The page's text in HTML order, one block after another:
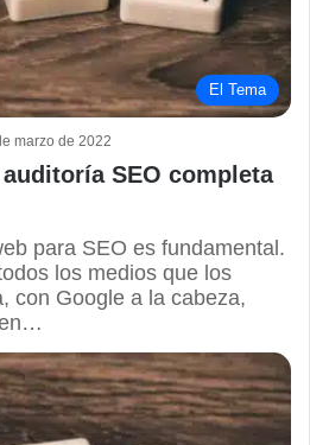
El Tema
marzo de 2022
SEO completa
para SEO es fundamental.
los medios que los
con Google a la cabeza,